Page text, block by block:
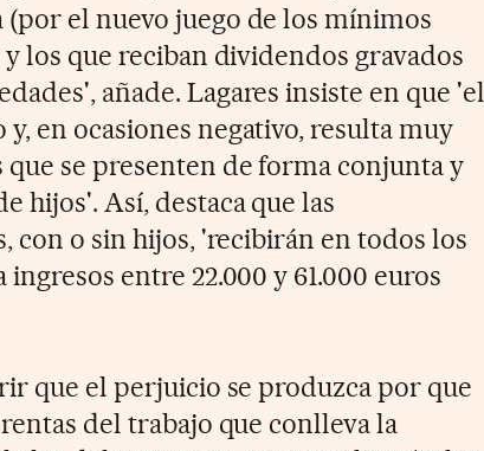
el nuevo juego de los mínimos
los que reciban dividendos gravados
añade. Lagares insiste en que 'el
en ocasiones negativo, resulta muy
se presenten de forma conjunta y
hijos'. Así, destaca que las
con o sin hijos, 'recibirán en todos los
entre 22.000 y 61.000 euros
que el perjuicio se produzca por que
del trabajo que conlleva la